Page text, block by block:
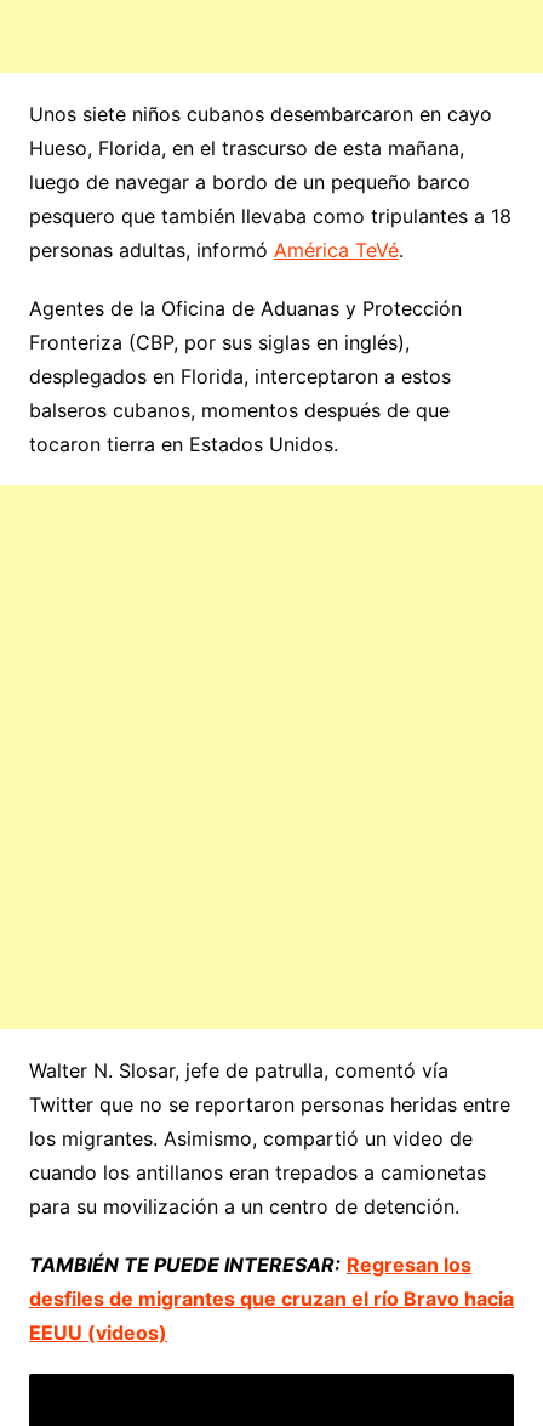
Unos siete niños cubanos desembarcaron en cayo
Hueso, Florida, en el trascurso de esta mañana,
luego de navegar a bordo de un pequeño barco
pesquero que también llevaba como tripulantes a 18
personas adultas, informó América TeVé.
Agentes de la Oficina de Aduanas y Protección
Fronteriza (CBP, por sus siglas en inglés),
desplegados en Florida, interceptaron a estos
balseros cubanos, momentos después de que
tocaron tierra en Estados Unidos.
Walter N. Slosar, jefe de patrulla, comentó vía
Twitter que no se reportaron personas heridas entre
los migrantes. Asimismo, compartió un video de
cuando los antillanos eran trepados a camionetas
para su movilización a un centro de detención.
TAMBIÉN TE PUEDE INTERESAR: Regresan los
desfiles de migrantes que cruzan el río Bravo hacia
EEUU (videos)